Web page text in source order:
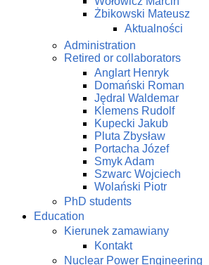
Żbikowski Mateusz
Aktualności
Administration
Retired or collaborators
Anglart Henryk
Domański Roman
Jędral Waldemar
Klemens Rudolf
Kupecki Jakub
Pluta Zbysław
Portacha Józef
Smyk Adam
Szwarc Wojciech
Wolański Piotr
PhD students
Education
Kierunek zamawiany
Kontakt
Nuclear Power Engineering